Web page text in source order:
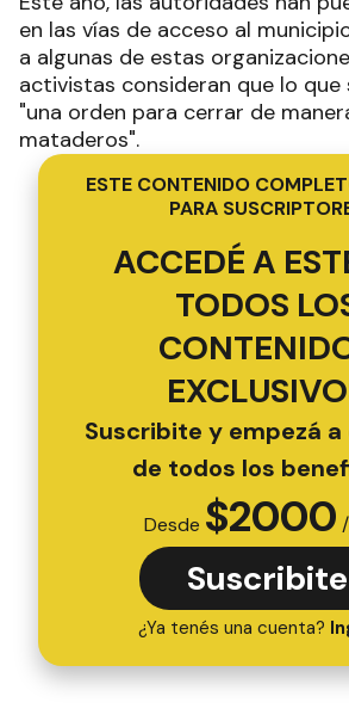
en las vías de acceso al
a algunas de estas
activistas consideran que lo que
"una orden para cerrar de
mataderos".
ESTE CONTENIDO
PARA
ACCEDÉ A
TODOS
Suscribite y empezá
de todos los
Desde $2000
Suscribite
¿Ya tenés una cuenta?